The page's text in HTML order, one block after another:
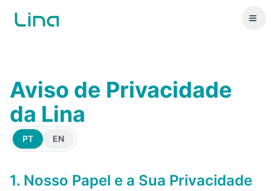
Aviso de Privacidade
da Lina
PT EN
1. Nosso Papel e a Sua Privacidade